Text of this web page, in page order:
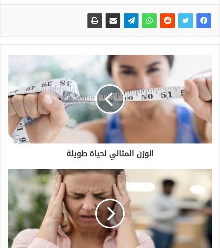
الوزن المثالي لحياة طويلة